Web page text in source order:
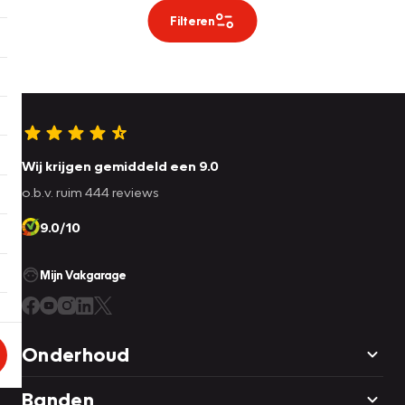
Filteren
Wij krijgen gemiddeld een 9.0
o.b.v. ruim 444 reviews
9.0/10
Mijn Vakgarage
Onderhoud
Banden